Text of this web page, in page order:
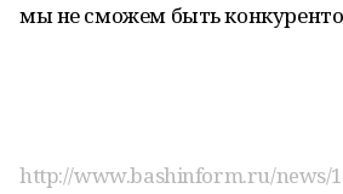
мы не сможем быть
http://www.bashinform.ru/news/